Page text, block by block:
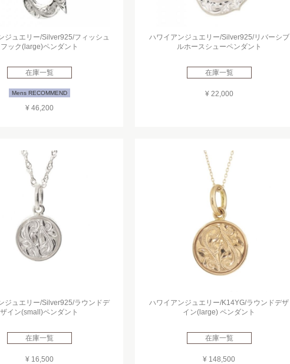
ジュエリー/Silver925/フィッシュ
フック(large)ペンダント
在庫一覧
Mens RECOMMEND
¥ 46,200
ハワイアンジュエリー/Silver925/リバーシブ
ルホースシューペンダント
在庫一覧
¥ 22,000
ジュエリー/Silver925/ラウンドデ
ザイン(small)ペンダント
在庫一覧
¥ 16,500
ハワイアンジュエリー/K14YG/ラウンドデザ
イン(large) ペンダント
在庫一覧
¥ 148,500